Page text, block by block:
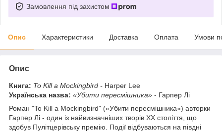
Замовлення під захистом
Опис Характеристики Доставка Оплата Умови
Опис
Книга: To Kill a Mockingbird - Harper Lee
Українська назва: «Убити пересмішника» - Гарпер Лі
Роман "To Kill a Mockingbird" («Убити пересмішника») авторки
Гарпер Лі - один із найвизначніших творів ХХ століття, що
здобув Пулітцерівську премію. Події відбуваються на півдні